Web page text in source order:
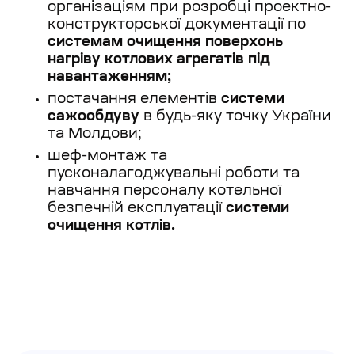
організаціям при розробці проектно-
конструкторської документації по
системам очищення поверхонь
нагріву котлових агрегатів під
навантаженням;
постачання елементів системи
сажообдуву в будь-яку точку України
та Молдови;
шеф-монтаж та
пусконалагоджувальні роботи та
навчання персоналу котельної
безпечній експлуатації системи
очищення котлів.